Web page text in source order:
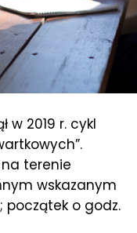
w 2019 r. cykl
terenie
wskazanym
o godz.